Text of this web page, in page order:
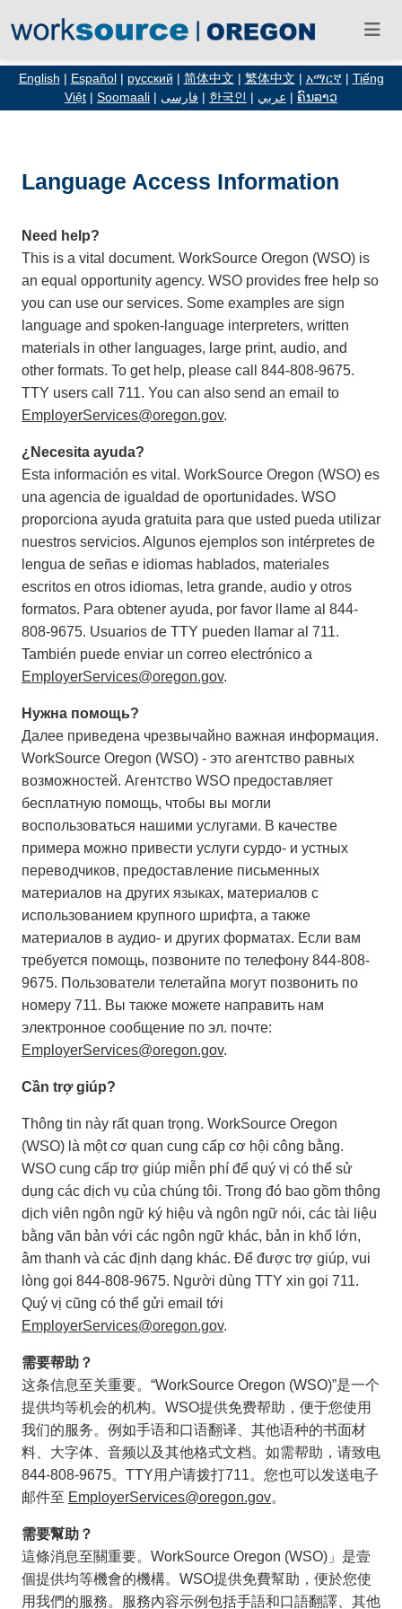
English Español русский 简体中文 繁体中文 አማርኛ
Tiếng
Việt
Soomaali فارسی 한국인 عربي ຄົນລາວ
Language Access Information
Need help?
This is a vital document. WorkSource Oregon (WSO) is
an equal opportunity agency. WSO provides free help so
you can use our services. Some examples are sign
language and spoken-language interpreters, written
materials in other languages, large print, audio, and
other formats. To get help, please call 844-808-9675.
TTY users call 711. You can also send an email to
EmployerServices@oregon.gov.
¿Necesita ayuda?
Esta información es vital. WorkSource Oregon (WSO) es
una agencia de igualdad de oportunidades. WSO
proporciona ayuda gratuita para que usted pueda utilizar
nuestros servicios. Algunos ejemplos son intérpretes de
lengua de señas e idiomas hablados, materiales
escritos en otros idiomas, letra grande, audio y otros
formatos. Para obtener ayuda, por favor llame al 844-
808-9675. Usuarios de TTY pueden llamar al 711.
También puede enviar un correo electrónico a
EmployerServices@oregon.gov.
Нужна помощь?
Далее приведена чрезвычайно важная информация.
WorkSource Oregon (WSO) - это агентство равных
возможностей. Агентство WSO предоставляет
бесплатную помощь, чтобы вы могли
воспользоваться нашими услугами. В качестве
примера можно привести услуги сурдо- и устных
переводчиков, предоставление письменных
материалов на других языках, материалов с
использованием крупного шрифта, а также
материалов в аудио- и других форматах. Если вам
требуется помощь, позвоните по телефону 844-808-
9675. Пользователи телетайпа могут позвонить по
номеру 711. Вы также можете направить нам
электронное сообщение по эл. почте:
EmployerServices@oregon.gov.
Cần trợ giúp?
Thông tin này rất quan trọng. WorkSource Oregon
(WSO) là một cơ quan cung cấp cơ hội công bằng.
WSO cung cấp trợ giúp miễn phí để quý vị có thể sử
dụng các dịch vụ của chúng tôi. Trong đó bao gồm thông
dịch viên ngôn ngữ ký hiệu và ngôn ngữ nói, các tài liệu
bằng văn bản với các ngôn ngữ khác, bản in khổ lớn,
âm thanh và các định dạng khác. Để được trợ giúp, vui
lòng gọi 844-808-9675. Người dùng TTY xin gọi 711.
Quý vị cũng có thể gửi email tới
EmployerServices@oregon.gov.
需要帮助？
这条信息至关重要。“WorkSource Oregon (WSO)”是一个
提供均等机会的机构。WSO提供免费帮助，便于您使用
我们的服务。例如手语和口语翻译、其他语种的书面材
料、大字体、音频以及其他格式文档。如需帮助，请致电
844-808-9675。TTY用户请拨打711。您也可以发送电子
邮件至 EmployerServices@oregon.gov。
需要幫助？
這條消息至關重要。WorkSource Oregon (WSO)」是壹
個提供均等機會的機構。WSO提供免費幫助，便於您使
用我們的服務。服務內容示例包括手語和口語翻譯、其他